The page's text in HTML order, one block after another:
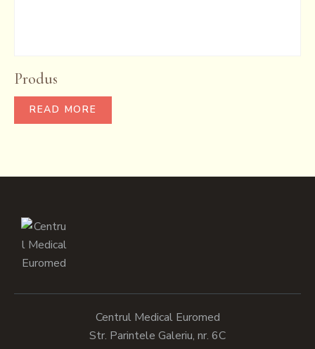
Produs
READ MORE
Centrul Medical Euromed
Str. Parintele Galeriu, nr. 6C